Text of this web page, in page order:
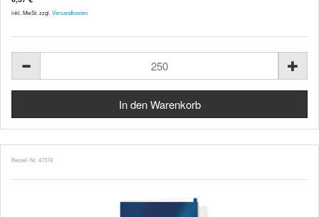
inkl. MwSt. zzgl. Versandkosten
Bestell-Nr. 47374